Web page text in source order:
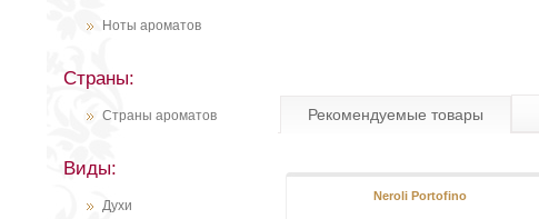
Ноты ароматов
Страны:
Страны ароматов
Виды:
Духи
Рекомендуемые товары
Neroli Portofino